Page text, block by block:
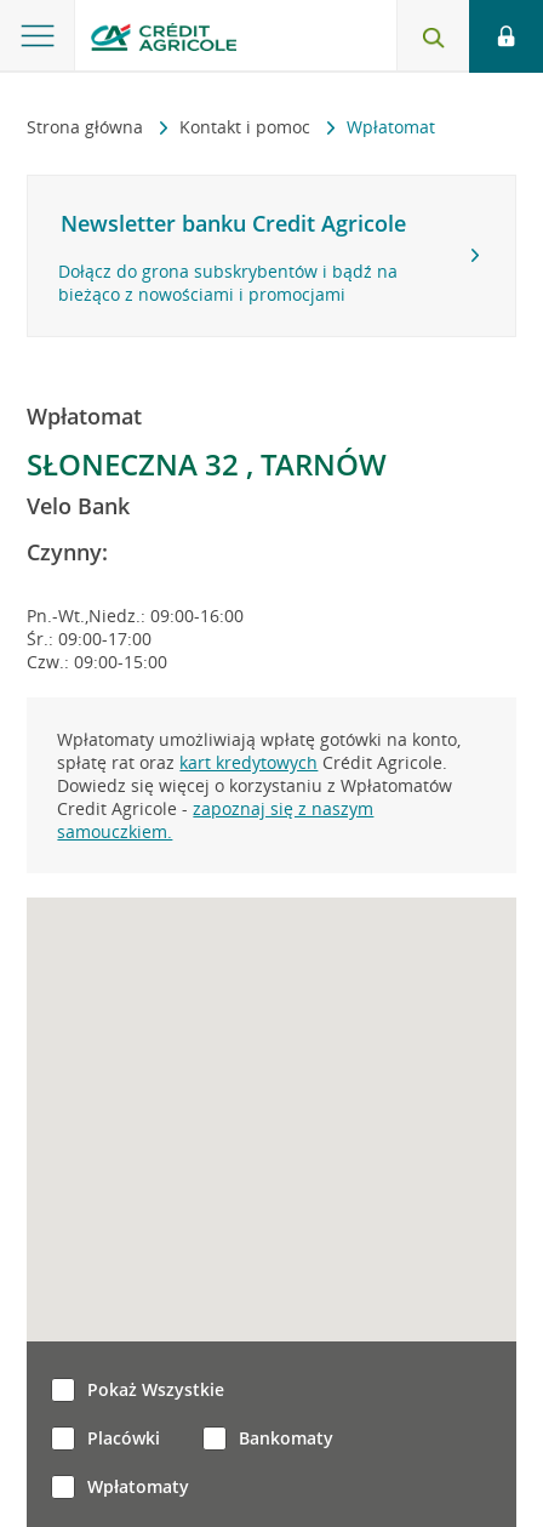
Strona główna Kontakt i pomoc Wpłatomat
Newsletter banku Credit Agricole
Dołącz do grona subskrybentów i bądź na
bieżąco z nowościami i promocjami
Wpłatomat
SŁONECZNA 32 , TARNÓW
Velo Bank
Czynny:
Pn.-Wt.,Niedz.: 09:00-16:00
Śr.: 09:00-17:00
Czw.: 09:00-15:00
Wpłatomaty umożliwiają wpłatę gotówki na konto,
spłatę rat oraz kart kredytowych Crédit Agricole.
Dowiedz się więcej o korzystaniu z Wpłatomatów
Credit Agricole -zapoznaj się z naszym
samouczkiem.
Pokaż Wszystkie
Placówki Bankomaty
Wpłatomaty